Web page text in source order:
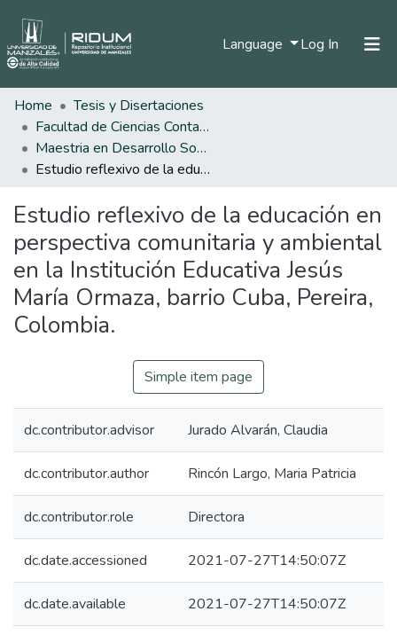
Language Log In (current)
Statistics
Home
Tesis y Disertaciones
Facultad de Ciencias Contables Económicas y Administrativas
Maestria en Desarrollo Sostenible y Medio Ambiente
Estudio reflexivo de la educación en perspectiva comunitaria y ambiental en la Institución Educativa Jesús María Ormaza, barrio Cuba, Pereira, Colombia.
Estudio reflexivo de la educación en
perspectiva comunitaria y ambiental
en la Institución Educativa Jesús
María Ormaza, barrio Cuba, Pereira,
Colombia.
Simple item page
dc.contributor.advisor Jurado Alvarán, Claudia
dc.contributor.author Rincón Largo, Maria Patricia
dc.contributor.role Directora
dc.date.accessioned 2021-07-27T14:50:07Z
dc.date.available 2021-07-27T14:50:07Z